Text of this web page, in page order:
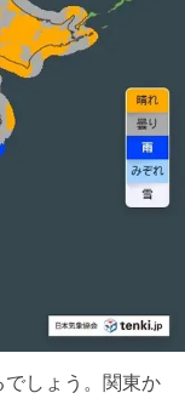
しょう。関東か